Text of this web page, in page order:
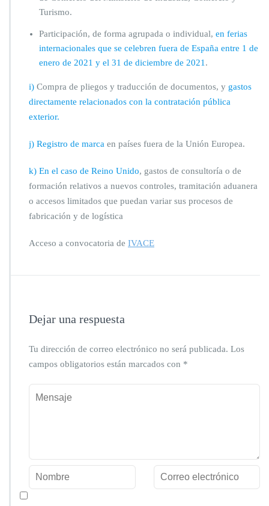
Turismo.
Participación, de forma agrupada o individual, en ferias
internacionales que se celebren fuera de España entre 1 de
enero de 2021 y el 31 de diciembre de 2021 .
i) Compra de pliegos y traducción de documentos, y gastos
directamente relacionados con la contratación pública
exterior.
j) Registro de marca en países fuera de la Unión Europea.
k) En el caso de Reino Unido, gastos de consultoría o de
formación relativos a nuevos controles, tramitación aduanera
o accesos limitados que puedan variar sus procesos de
fabricación y de logística
Acceso a convocatoria de IVACE
Dejar una respuesta
Tu dirección de correo electrónico no será publicada. Los
campos obligatorios están marcados con *